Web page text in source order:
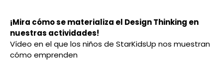
¡Mira cómo se materializa el Design Thinking en
nuestras actividades!
Vídeo en el que los niños de StarKidsUp nos muestran
cómo emprenden